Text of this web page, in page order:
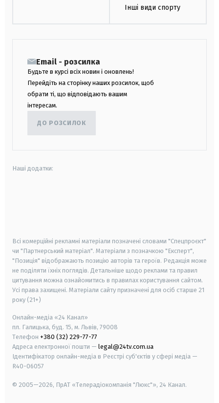
Інші види спорту
Email - розсилка
Будьте в курсі всіх новин і оновлень!
Перейдіть на сторінку наших розсилок, щоб
обрати ті, що відповідають вашим
інтересам.
ДО РОЗСИЛОК
Наші додатки:
Всі комерційні рекламні матеріали позначені словами "Спецпроєкт"
чи "Партнерський матеріал". Матеріали з позначкою "Експерт",
"Позиція" відображають позицію авторів та героїв. Редакція може
не поділяти їхніх поглядів. Детальніше щодо реклами та правил
цитування можна ознайомитись в правилах користування сайтом.
Усі права захищені. Матеріали сайту призначені для осіб старше 21
року (21+)
Онлайн-медіа «24 Канал»
пл. Галицька, буд. 15, м. Львів, 79008
Телефон +380 (32) 229-77-77
Адреса електронної пошти — legal@24tv.com.ua
Ідентифікатор онлайн-медіа в Реєстрі суб'єктів у сфері медіа —
R40-06057
© 2005—2026, ПрАТ «Телерадіокомпанія "Люкс"», 24 Канал.